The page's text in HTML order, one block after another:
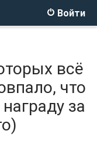
Войти
всё
что
за